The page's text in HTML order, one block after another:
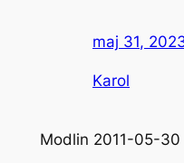
maj 31,
Karol
Modlin 2011-05-30